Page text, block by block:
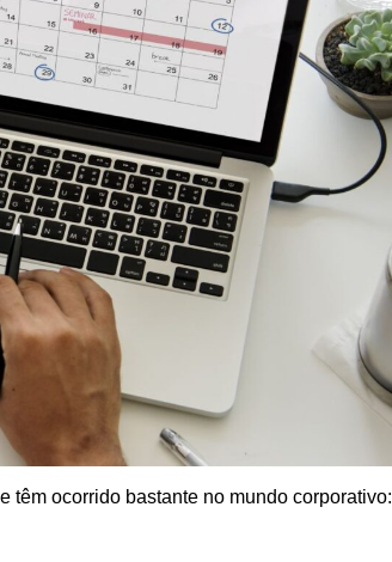
têm ocorrido bastante no mundo corporativo: